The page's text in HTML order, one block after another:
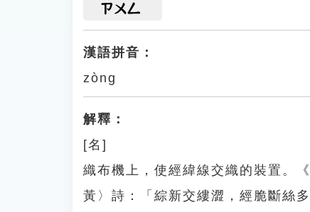
ㄗㄨㄥ
漢語拼音：
zòng
解釋：
[名]
織布機上，使經緯線交織的裝置。
黃〉詩：「綜新交縷澀，經脆斷絲多